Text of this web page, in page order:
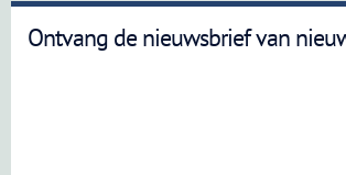
Ontvang de nieuwsbrief van